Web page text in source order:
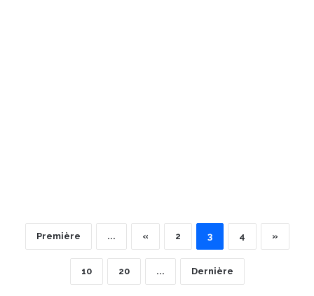
Première ... « 2 3 4 »
10 20 ... Dernière